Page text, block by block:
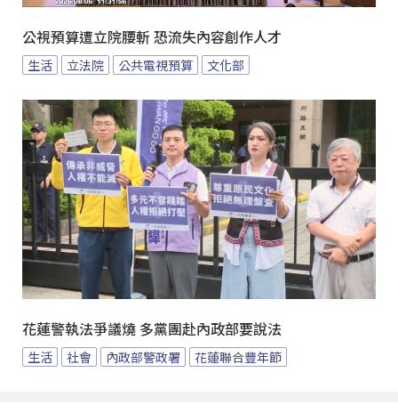
公視預算遭立院腰斬 恐流失內容創作人才
生活 立法院 公共電視預算 文化部
花蓮警執法爭議燒 多黨團赴內政部要說法
生活 社會 內政部警政署 花蓮聯合豐年節